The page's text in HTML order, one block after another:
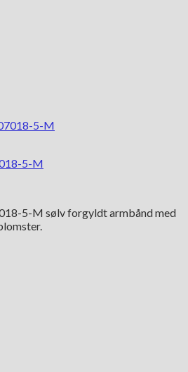
5-M
5-M sølv forgyldt armbånd med